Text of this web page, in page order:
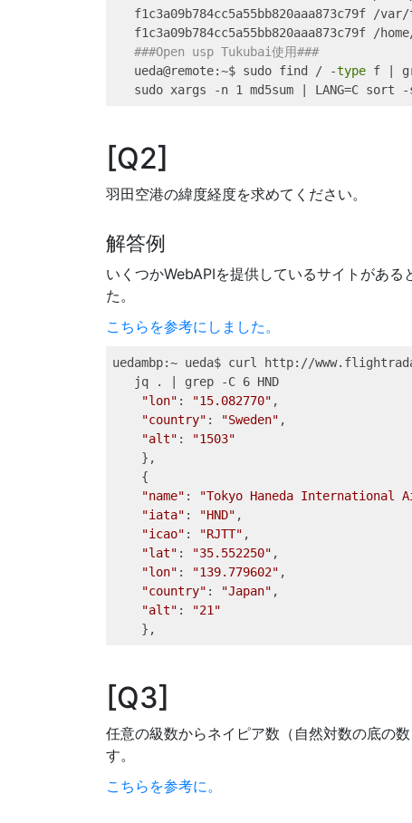
f1c3a09b784cc5a55bb820aaa873c79f /var/
f1c3a09b784cc5a55bb820aaa873c79f /
###Open usp Tukubai使用###
ueda@remote:~$ sudo find / -type f
sudo xargs -n 1 md5sum LANG=C sort -
Q2
羽田空港の緯度経度を求めてください。
解答例
いくつかWebAPIを提供しているサイトがあ
た。
こちらを参考にしました。
uedambp:~ ueda$ curl http://
jq . | grep -C 6 HND
"lon" : "15.082770" ,
"country" : "Sweden" ,
"alt" :
"1503"
},
{
"name" : "Tokyo Haneda International
"iata" : "HND" ,
"icao" : "RJTT" ,
"lat" : "35.552250" ,
"lon" : "139.779602" ,
"country" : "Japan" ,
"alt" :
"21"
} ,
Q3
任意の級数からネイピア数（自然対数の底の
す。
こちらを参考に。